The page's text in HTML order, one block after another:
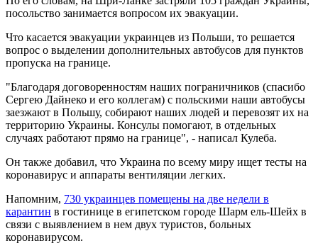
посольство занимается вопросом их эвакуации.
Что касается эвакуации украинцев из Польши, то решается
вопрос о выделении дополнительных автобусов для пунктов
пропуска на границе.
"Благодаря договоренностям наших пограничников (спасибо
Сергею Дайнеко и его коллегам) с польскими наши автобусы
заезжают в Польшу, собирают наших людей и перевозят их на
территорию Украины. Консулы помогают, в отдельных
случаях работают прямо на границе", - написал Кулеба.
Он также добавил, что Украина по всему миру ищет тесты на
коронавирус и аппараты вентиляции легких.
Напомним, 730 украинцев помещены на две недели в
карантин в гостинице в египетском городе Шарм ель-Шейх в
связи с выявлением в нем двух туристов, больных
коронавирусом.